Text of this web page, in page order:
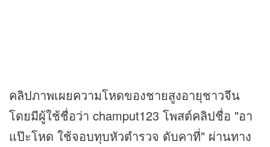
คลิปภาพเผยความโหดของชายสูงอายุชาวจีน
โดยมีผู้ใช้ชื่อว่า champut123 โพสต์คลิปชื่อ "อา
แป๊ะโหด ใช้จอบทุบหัวตำรวจ ดับคาที่" ผ่านทาง